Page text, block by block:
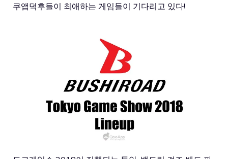
쿠앱덕후들이 최애하는 게임들이 기다리고 있다!